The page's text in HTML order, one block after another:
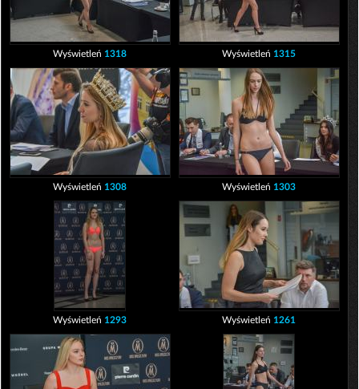
Wyświetleń 1318 Wyświetleń 1315
Wyświetleń 1308 Wyświetleń 1303
Wyświetleń 1293 Wyświetleń 1261